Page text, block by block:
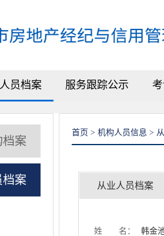
员档案 服务跟踪公示
档案
档案
首页 > 机构人员信息 >
从业人员档案
姓 名： 韩金